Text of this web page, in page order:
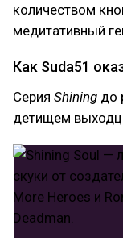
количеством
медитативный
Как Suda51
Серия Shining до
детищем